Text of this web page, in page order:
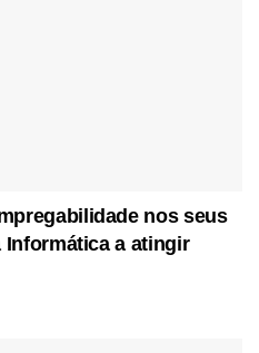
nos seus
a atingir